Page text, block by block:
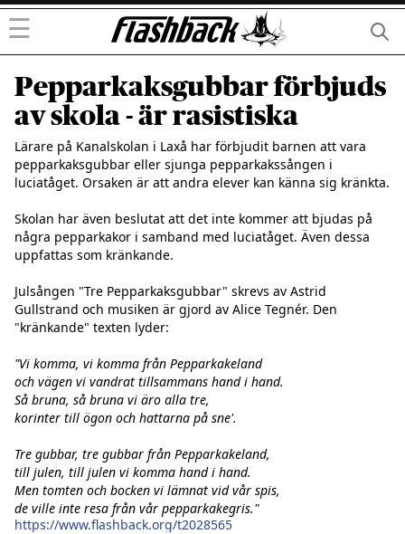
☰
Pepparkaksgubbar förbjuds
av skola - är rasistiska
Lärare på Kanalskolan i Laxå har förbjudit barnen att vara
pepparkaksgubbar eller sjunga pepparkakssången i
luciatåget. Orsaken är att andra elever kan känna sig kränkta.
Skolan har även beslutat att det inte kommer att bjudas på
några pepparkakor i samband med luciatåget. Även dessa
uppfattas som kränkande.
Julsången "Tre Pepparkaksgubbar" skrevs av Astrid
Gullstrand och musiken är gjord av Alice Tegnér. Den
"kränkande" texten lyder:
"Vi komma, vi komma från Pepparkakeland
och vägen vi vandrat tillsammans hand i hand.
Så bruna, så bruna vi äro alla tre,
korinter till ögon och hattarna på sne'.
Tre gubbar, tre gubbar från Pepparkakeland,
till julen, till julen vi komma hand i hand.
Men tomten och bocken vi lämnat vid vår spis,
de ville inte resa från vår pepparkakegris."
https://www.flashback.org/t2028565